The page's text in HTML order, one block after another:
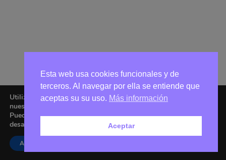
Utilizamos cookies para ofrecerte la mejor experiencia en
nuestra web.
Puedes aprender más sobre qué cookies utilizamos o
desactivarlas en los
Aceptar
Esta web usa cookies funcionales y de
terceros. Al navegar por ella se entiende que
aceptas su su uso. Más información
Aceptar